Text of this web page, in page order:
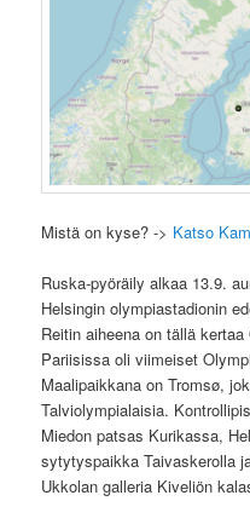
Mistä on kyse? -> Katso
Ruska-pyöräily alkaa 13.9.
Helsingin olympiastadionin
Reitin aiheena on tällä
Pariisissa oli viimeiset
Maalipaikkana on Tromsø,
Talviolympialaisia.
Miedon patsas Kurikassa,
sytytyspaikka Taivaskerolla
Ukkolan galleria Kiveliön